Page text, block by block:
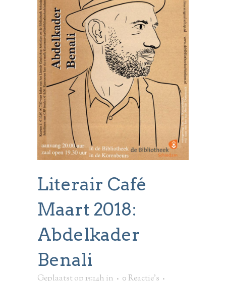
Literair Café
Maart 2018:
Abdelkader
Benali